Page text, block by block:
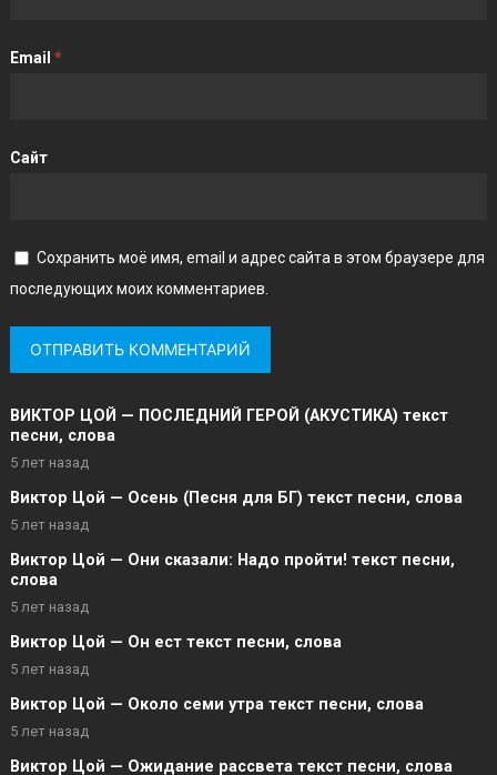
Email *
Сайт
Сохранить моё имя, email и адрес сайта в этом браузере для
последующих моих комментариев.
ВИКТОР ЦОЙ — ПОСЛЕДНИЙ ГЕРОЙ (АКУСТИКА) текст
песни, слова
5 лет назад
Виктор Цой — Осень (Песня для БГ) текст песни, слова
5 лет назад
Виктор Цой — Они сказали: Надо пройти! текст песни,
слова
5 лет назад
Виктор Цой — Он ест текст песни, слова
5 лет назад
Виктор Цой — Около семи утра текст песни, слова
5 лет назад
Виктор Цой — Ожидание рассвета текст песни, слова